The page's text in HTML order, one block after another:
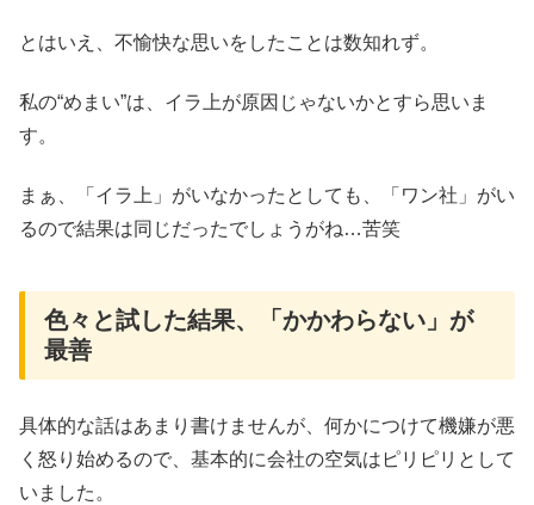
とはいえ、不愉快な思いをしたことは数知れず。
私の“めまい”は、イラ上が原因じゃないかとすら思いま
す。
まぁ、「イラ上」がいなかったとしても、「ワン社」がい
るので結果は同じだったでしょうがね…苦笑
色々と試した結果、「かかわらない」が
最善
具体的な話はあまり書けませんが、何かにつけて機嫌が悪
く怒り始めるので、基本的に会社の空気はピリピリとして
いました。